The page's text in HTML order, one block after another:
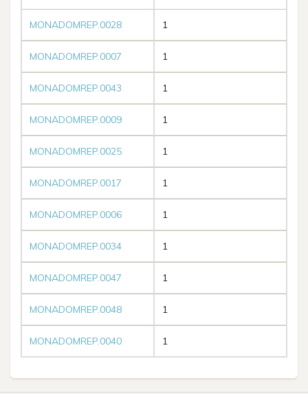
MONADOMREP.0028 1
MONADOMREP.0007 1
MONADOMREP.0043 1
MONADOMREP.0009 1
MONADOMREP.0025 1
MONADOMREP.0017 1
MONADOMREP.0006 1
MONADOMREP.0034 1
MONADOMREP.0047 1
MONADOMREP.0048 1
MONADOMREP.0040 1